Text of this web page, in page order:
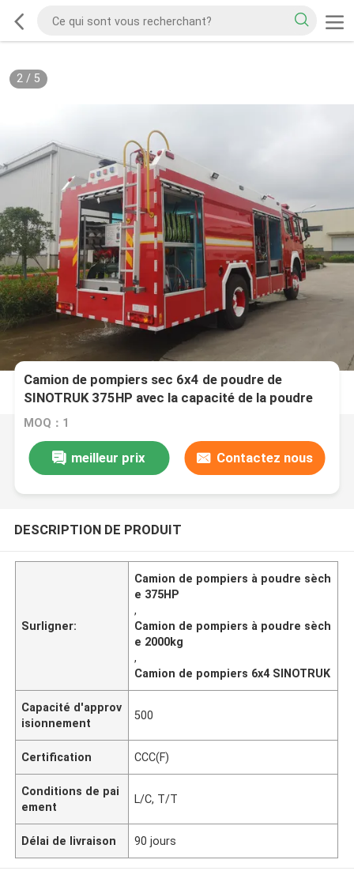
2/ 5
Camion de pompiers sec 6x4 de poudre de
SINOTRUK 375HP avec la capacité de la poudre
2000kg
MOQ：1
meilleur prix Contactez nous
DESCRIPTION DE PRODUIT
Surligner:
Camion de pompiers à poudre sèch
e 375HP
,
Camion de pompiers à poudre sèch
e 2000kg
,
Camion de pompiers 6x4 SINOTRUK
Capacité d'approv
isionnement
500
Certification CCC(F)
Conditions de pai
ement
L/C, T/T
Délai de livraison 90 jours